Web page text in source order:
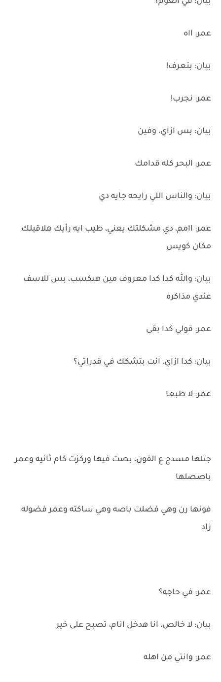
عمر: ااه
بيان: بتعرف!
عمر: نجرب!
بيان: بس ازاي، وفين
عمر: البحر كله قدامك
بيان: والناس اللي رايحه جايه دي
عمر: اامم، دي مشكلتك يعني، طيب ايه رأيك هلاقيلك
مكان كويس
بيان: والله كدا كدا معروف مين هيكسب، بس للاسف
عندي مذاكره
عمر: قولي كدا بقى
بيان: كدا ازاي، انت بتشكك في قدراتي؟
عمر: لا طبعا
جتلها مسدج ع الفون، بصت فيها وركزت كام ثانيه وعمر
باصصلها
فونها رن وهي فضلت باصه وهي ساكته وعمر فضوله
زاد
عمر: في حاجه؟
بيان: لا خالص، انا هدخل انام، تصبح على خير
عمر: وانتي من اهله